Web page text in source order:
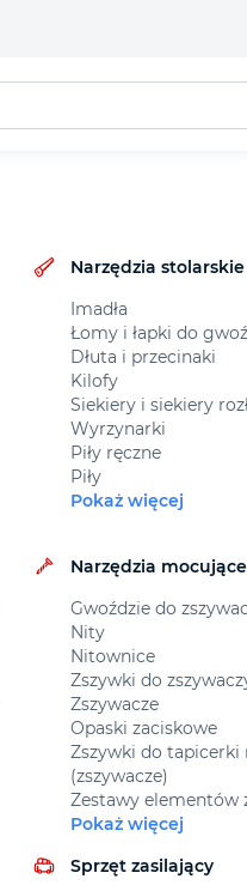
Narzędzia stolarskie
Imadła
Łomy i łapki do
Dłuta i przecinaki
Kilofy
Siekiery i siekiery
Wyrzynarki
Piły ręczne
Piły
Pokaż więcej
Narzędzia mocujące
Gwoździe do
Nity
Nitownice
Zszywki do
Zszywacze
Opaski zaciskowe
Zszywki do tapicerki
(zszywacze)
Zestawy elementów
Pokaż więcej
Sprzęt zasilający